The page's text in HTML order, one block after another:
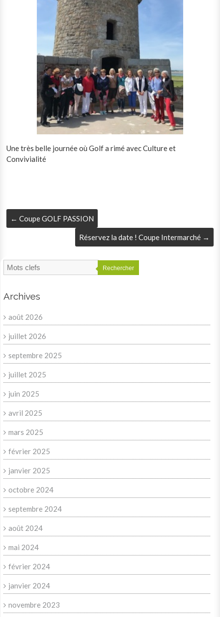
Une très belle journée où Golf a rimé avec Culture et
Convivialité
← Coupe GOLF PASSION
Réservez la date ! Coupe Intermarché →
Rechercher
Archives
août 2026
juillet 2026
septembre 2025
juillet 2025
juin 2025
avril 2025
mars 2025
février 2025
janvier 2025
octobre 2024
septembre 2024
août 2024
mai 2024
février 2024
janvier 2024
novembre 2023